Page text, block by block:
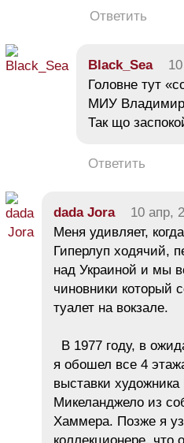
Ответить
Black_Sea
Головне тут
МИУ
Так що
Ответить
dada Jora 10 апр,
Меня удивляет,
Гиперлуп ходячий,
над Украиной и мы
чиновники который
туалет на вокзале.
В 1977 году, в
я обошел все 4
выставки
Микеланджело из
Хаммера. Позже я